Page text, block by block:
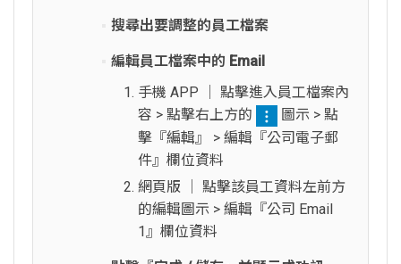
搜尋出要調整的員工檔案
編輯員工檔案中的 Email
手機 APP │ 點擊進入員工檔案內
容 > 點擊右上方的
圖示 > 點
擊『編輯』 > 編輯『公司電子郵
件』欄位資料
網頁版 │ 點擊該員工資料左前方
的編輯圖示 > 編輯『公司 Email
1』欄位資料